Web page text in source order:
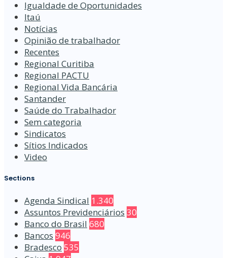
Igualdade de Oportunidades
Itaú
Notícias
Opinião de trabalhador
Recentes
Regional Curitiba
Regional PACTU
Regional Vida Bancária
Santander
Saúde do Trabalhador
Sem categoria
Sindicatos
Sítios Indicados
Video
Sections
Agenda Sindical 1.340
Assuntos Previdenciários 30
Banco do Brasil 680
Bancos 946
Bradesco 535